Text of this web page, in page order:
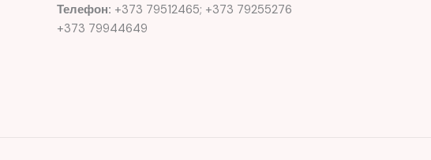
Телефон: +373 79512465; +373 79255276
+373 79944649